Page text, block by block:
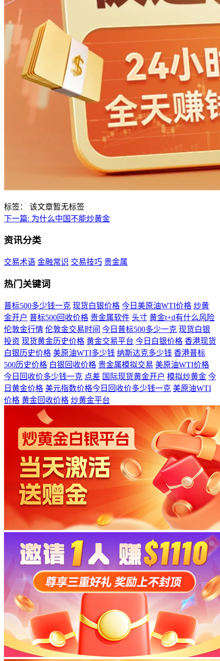
标签：
该文章暂无标签
下一篇: 为什么中国不能炒黄金
资讯分类
交易术语 金融常识 交易技巧 贵金属
热门关键词
普标500多少钱一克 现货白银价格 今日美原油WTI价格 炒黄
金开户 普标500回收价格 贵金属软件 头寸 黄金t+d有什么风险
伦敦金行情 伦敦金交易时间 今日普标500多少一克 现货白银
投资 现货黄金历史价格 黄金交易平台 今日白银价格 香港现货
白银历史价格 美原油WTI多少钱 纳斯达克多少钱 香港普标
500历史价格 白银回收价格 贵金属模拟交易 美原油WTI价格
今日回收价多少钱一克 点差 国际现货黄金开户 模拟炒黄金 今
日黄金价格 美元指数价格今日回收价多少钱一克 美原油WTI
价格 黄金回收价格 炒黄金平台